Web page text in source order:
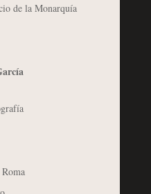
de la Monarquía